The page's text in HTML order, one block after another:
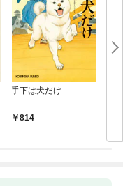
手下は犬だけ
814